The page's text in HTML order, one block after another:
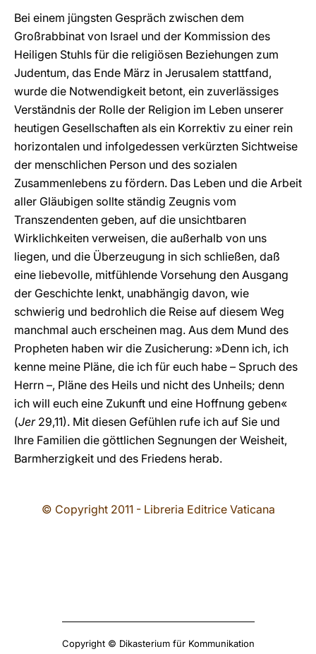
Bei einem jüngsten Gespräch zwischen dem
Großrabbinat von Israel und der Kommission des
Heiligen Stuhls für die religiösen Beziehungen zum
Judentum, das Ende März in Jerusalem stattfand,
wurde die Notwendigkeit betont, ein zuverlässiges
Verständnis der Rolle der Religion im Leben unserer
heutigen Gesellschaften als ein Korrektiv zu einer rein
horizontalen und infolgedessen verkürzten Sichtweise
der menschlichen Person und des sozialen
Zusammenlebens zu fördern. Das Leben und die Arbeit
aller Gläubigen sollte ständig Zeugnis vom
Transzendenten geben, auf die unsichtbaren
Wirklichkeiten verweisen, die außerhalb von uns
liegen, und die Überzeugung in sich schließen, daß
eine liebevolle, mitfühlende Vorsehung den Ausgang
der Geschichte lenkt, unabhängig davon, wie
schwierig und bedrohlich die Reise auf diesem Weg
manchmal auch erscheinen mag. Aus dem Mund des
Propheten haben wir die Zusicherung: »Denn ich, ich
kenne meine Pläne, die ich für euch habe – Spruch des
Herrn –, Pläne des Heils und nicht des Unheils; denn
ich will euch eine Zukunft und eine Hoffnung geben«
(Jer 29,11). Mit diesen Gefühlen rufe ich auf Sie und
Ihre Familien die göttlichen Segnungen der Weisheit,
Barmherzigkeit und des Friedens herab.
© Copyright 2011 - Libreria Editrice Vaticana
Copyright © Dikasterium für Kommunikation